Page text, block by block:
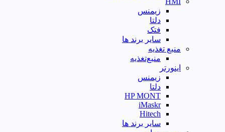
زیمنس
دلتا
فتک
سایر برند ها
منبع تغذیه
منبع‌تغذیه
اینورتر
زیمنس
دلتا
HP MONT
iMaskr
Hitech
سایر برند ها